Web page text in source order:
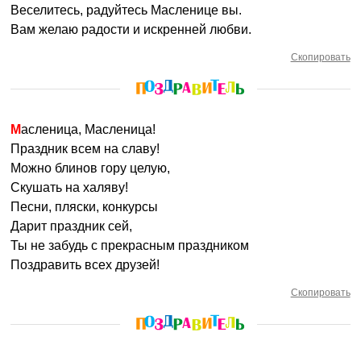
Веселитесь, радуйтесь Масленице вы.
Вам желаю радости и искренней любви.
Скопировать
Масленица, Масленица!
Праздник всем на славу!
Можно блинов гору целую,
Скушать на халяву!
Песни, пляски, конкурсы
Дарит праздник сей,
Ты не забудь с прекрасным праздником
Поздравить всех друзей!
Скопировать